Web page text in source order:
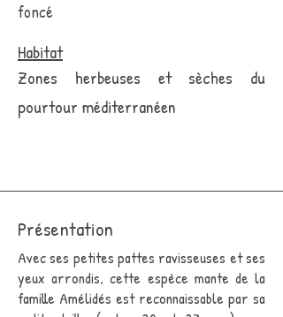
foncé
Habitat
Zones herbeuses et sèches du
pourtour méditerranéen
Présentation
Avec ses petites pattes ravisseuses et ses
yeux arrondis, cette espèce mante de la
famille Amélidés est reconnaissable par sa